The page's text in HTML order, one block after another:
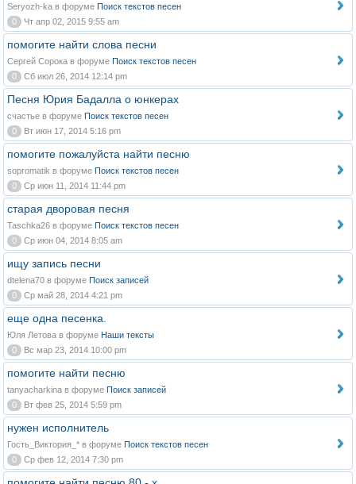
Seryozh-ka в форуме Поиск текстов песен
0
Чт апр 02, 2015 9:55 am
помогите найти слова песни
Сергей Сорока в форуме Поиск текстов песен
0
Сб июл 26, 2014 12:14 pm
Песня Юрия Бадалла о юнкерах
счастье в форуме Поиск текстов песен
0
Вт июн 17, 2014 5:16 pm
помогите пожалуйста найти песню
sopromatik в форуме Поиск текстов песен
0
Ср июн 11, 2014 11:44 pm
старая дворовая песня
Taschka26 в форуме Поиск текстов песен
0
Ср июн 04, 2014 8:05 am
ищу запись песни
dtelena70 в форуме Поиск записей
0
Ср май 28, 2014 4:21 pm
еще одна песенка.
Юля Летова в форуме Наши тексты
0
Вс мар 23, 2014 10:00 pm
помогите найти песню
tanyacharkina в форуме Поиск записей
0
Вт фев 25, 2014 5:59 pm
нужен исполнитель
Гость_Виктория_* в форуме Поиск текстов песен
0
Ср фев 12, 2014 7:30 pm